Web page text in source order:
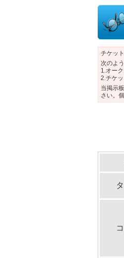
チケッ
次のよ
1.オー
2.チケ
当掲示
さい。